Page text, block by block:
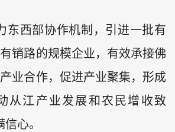
东西部协作机制，引进一批有
销路的规模企业，有效承接佛
业合作，促进产业聚集，形成
从江产业发展和农民增收致
心。